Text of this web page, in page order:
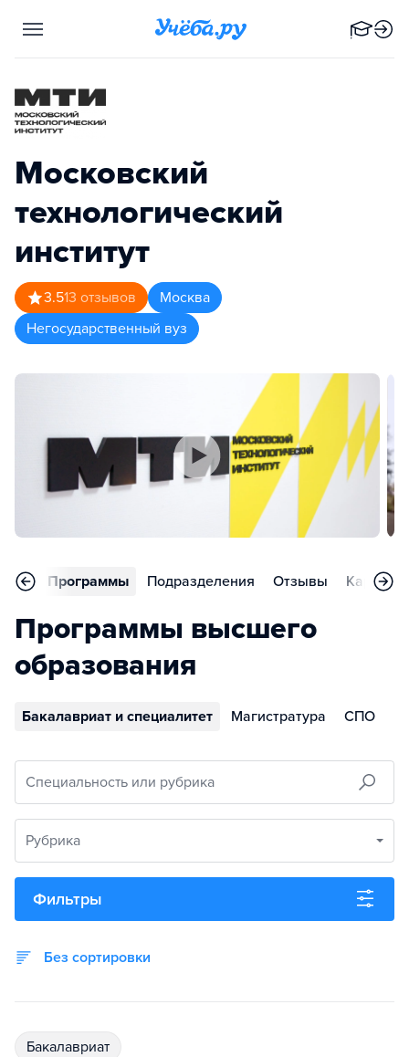
Московский
технологический
институт
3.513 отзывов
Москва
Негосударственный вуз
Программы Подразделения Отзывы Карьера
Программы высшего
образования
Бакалавриат и специалитет Магистратура СПО
Специальность или рубрика
Рубрика
Фильтры
Без сортировки
бакалавриат